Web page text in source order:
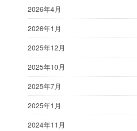
2026年4月
2026年1月
2025年12月
2025年10月
2025年7月
2025年1月
2024年11月